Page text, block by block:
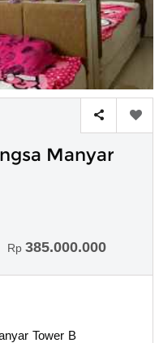
Manyar
Rp 385.000.000
Tower B
Simpan